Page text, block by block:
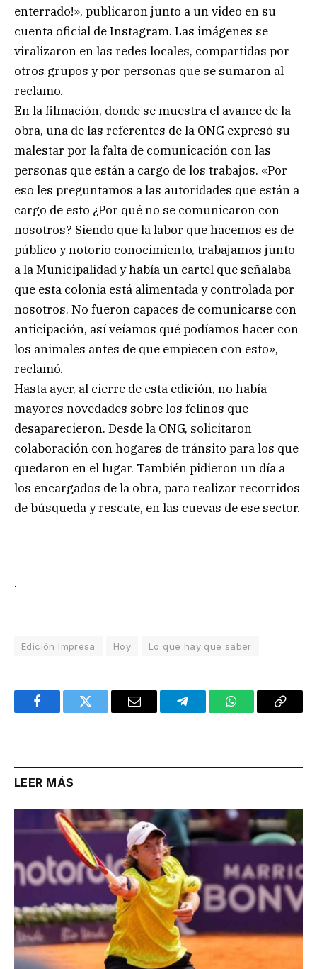
enterrado!», publicaron junto a un video en su
cuenta oficial de Instagram. Las imágenes se
viralizaron en las redes locales, compartidas por
otros grupos y por personas que se sumaron al
reclamo.
En la filmación, donde se muestra el avance de la
obra, una de las referentes de la ONG expresó su
malestar por la falta de comunicación con las
personas que están a cargo de los trabajos. «Por
eso les preguntamos a las autoridades que están a
cargo de esto ¿Por qué no se comunicaron con
nosotros? Siendo que la labor que hacemos es de
público y notorio conocimiento, trabajamos junto
a la Municipalidad y había un cartel que señalaba
que esta colonia está alimentada y controlada por
nosotros. No fueron capaces de comunicarse con
anticipación, así veíamos qué podíamos hacer con
los animales antes de que empiecen con esto»,
reclamó.
Hasta ayer, al cierre de esta edición, no había
mayores novedades sobre los felinos que
desaparecieron. Desde la ONG, solicitaron
colaboración con hogares de tránsito para los que
quedaron en el lugar. También pidieron un día a
los encargados de la obra, para realizar recorridos
de búsqueda y rescate, en las cuevas de ese sector.
.
Edición Impresa Hoy Lo que hay que saber
FacebookTwitter Email TelegramWhatsAppCopy
LEER MÁS